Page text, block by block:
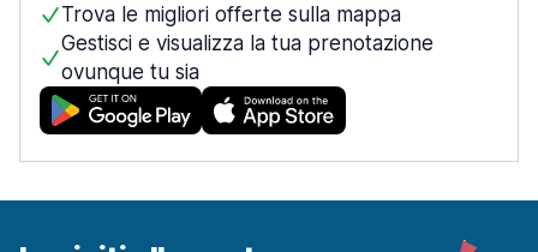
Trova le migliori offerte sulla mappa
Gestisci e visualizza la tua prenotazione
ovunque tu sia